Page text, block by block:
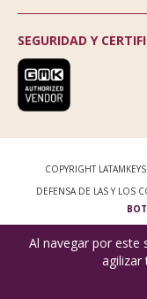
Al navegar por este
agilizar
SEGURIDAD Y
COPYRIGHT
DEFENSA DE LAS Y LOS